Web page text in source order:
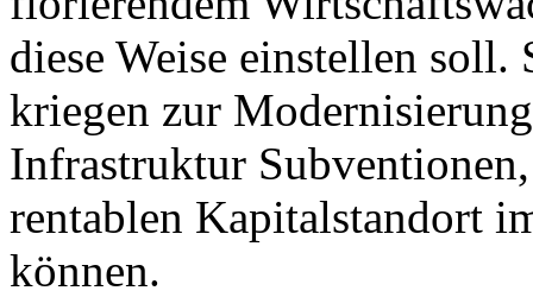
diese Weise einstellen
kriegen zur
Infrastruktur
rentablen Kapitalstandort
können.